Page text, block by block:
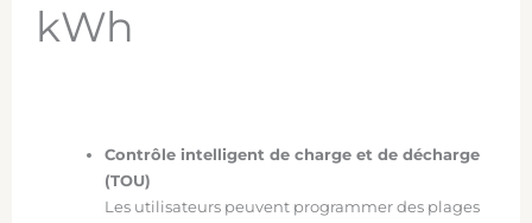
kWh
Contrôle intelligent de charge et de décharge
(TOU)
Les utilisateurs peuvent programmer des plages